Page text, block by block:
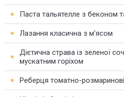
Паста тальятелле з беконом
Лазання класична з м'ясом
Дієтична страва із зеленої
мускатним горіхом
Реберця томатно-